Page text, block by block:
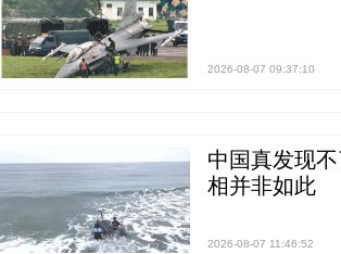
2026-08-07 09:37:10
中国真发现
相并非如此
2026-08-07 11:46:52